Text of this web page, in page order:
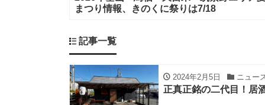
まつり情報、きのくに祭りは7/18
記事一覧
2024年2月5日 ニュー
正真正銘の二代目！居